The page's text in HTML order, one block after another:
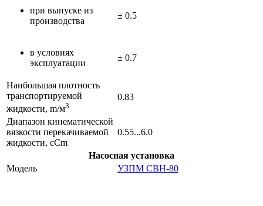
при выпуске из
производства
± 0.5
в условиях
эксплуатации
± 0.7
Наибольшая плотность
транспортируемой
жидкости, m/м3
0.83
Диапазон кинематической
вязкости перекачиваемой
жидкости, сСm
0.55...6.0
Насосная установка
Модель
УЗПМ СВН-80